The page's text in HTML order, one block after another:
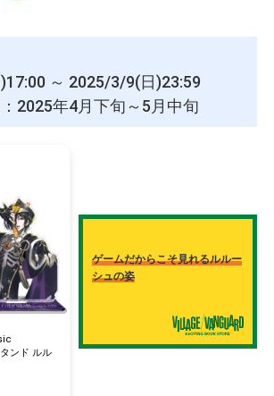
～ 2025/3/9(日)23:59
2025年4月下旬～5月中旬
ンド ルル
ゲームだからこそ見れるルルー
シュの姿